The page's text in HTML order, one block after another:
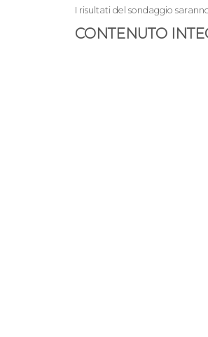
I risultati del sondaggio
CONTENUTO